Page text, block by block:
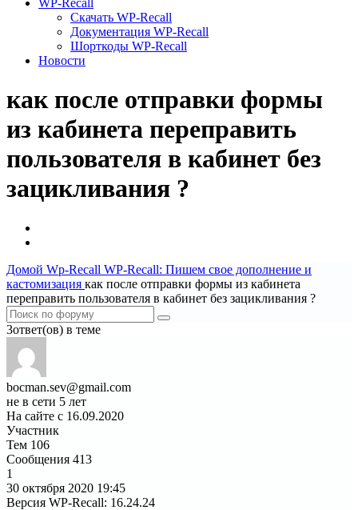
WP-Recall
Скачать WP-Recall
Документация WP-Recall
Шорткоды WP-Recall
Новости
как после отправки формы
из кабинета переправить
пользователя в кабинет без
зацикливания ?
Домой Wp-Recall WP-Recall: Пишем свое дополнение и
кастомизация как после отправки формы из кабинета
переправить пользователя в кабинет без зацикливания ?
3ответ(ов) в теме
bocman.sev@gmail.com
не в сети 5 лет
На сайте с 16.09.2020
Участник
Тем 106
Сообщения 413
1
30 октября 2020 19:45
Версия WP-Recall: 16.24.24